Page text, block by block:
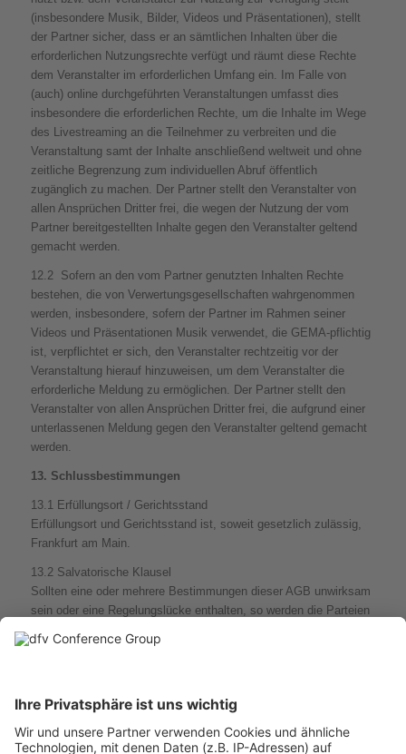
(insbesondere Musik, Bilder, Videos und Präsentationen), stellt
der Partner sicher, dass er an sämtlichen Inhalten über die
erforderlichen Nutzungsrechte verfügt und räumt diese Rechte
dem Veranstalter im erforderlichen Umfang ein. Im Falle von
(auch) online durchgeführten Veranstaltungen umfasst dies
insbesondere die erforderlichen Rechte, um die Inhalte im Wege
des Livestreaming an die Teilnehmer zu verbreiten und die
Veranstaltung samt der Inhalte anschließend weltweit und ohne
zeitliche Begrenzung zum individuellen Abruf öffentlich
zugänglich zu machen. Der Partner stellt den Veranstalter von
allen Ansprüchen Dritter frei, die wegen der Nutzung der vom
Partner bereitgestellten Inhalte gegen den Veranstalter geltend
gemacht werden.
12.2 Sofern an den vom Partner genutzten Inhalten Rechte
bestehen, die von Verwertungsgesellschaften wahrgenommen
werden, insbesondere, sofern der Partner im Rahmen seiner
Videos und Präsentationen Musik verwendet, die GEMA-pflichtig
ist, verpflichtet er sich, den Veranstalter rechtzeitig vor der
Veranstaltung hierauf hinzuweisen, um dem Veranstalter die
erforderliche Meldung zu ermöglichen. Der Partner stellt den
Veranstalter von allen Ansprüchen Dritter frei, die aufgrund einer
unterlassenen Meldung gegen den Veranstalter geltend gemacht
werden.
13. Schlussbestimmungen
13.1 Erfüllungsort / Gerichtsstand
Erfüllungsort und Gerichtsstand ist, soweit gesetzlich zulässig,
Frankfurt am Main.
13.2 Salvatorische Klausel
Sollten eine oder mehrere Bestimmungen dieser AGB unwirksam
sein oder eine Regelungslücke enthalten, so werden die Parteien
Bestimmungen ersetzen oder ergänzen, die dem wirtschaftlichen
Stand: Juni 2019